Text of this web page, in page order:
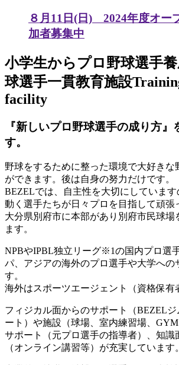
８月11日(日) 2024年度オー
加者募集中
小学生からプロ野球選手
球選手一貫教育施設
facility
『新しいプロ野球選手の成り方』
す。
野球をするために整った環境で大好きな
ができます。後は自身の努力だけです。
BEZELでは、自主性を大切にしていま
動く選手たちが日々プロを目指して頑張
大分県別府市に本部があり別府市民球場
ます。
NPBやIPBL独立リーグ※1の国内プロ選
パ、アジアの海外のプロ選手や大学への
す。
海外はスポーツエージェント（資格保有
フィジカル面からのサポート（BEZEL
ート）や施設（球場、室内練習場、
サポート（元プロ選手の指導者）、知識
（オンライン講習等）が充実しています。